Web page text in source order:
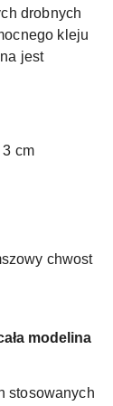
drobnych
kleju
jest
cm
chwost
modelina
stosowanych